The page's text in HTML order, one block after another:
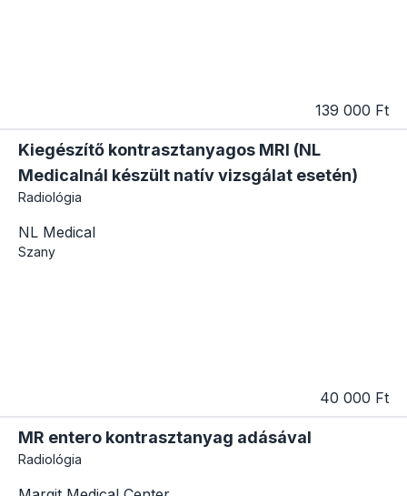
139 000 Ft
Kiegészítő kontrasztanyagos MRI (NL
Medicalnál készült natív vizsgálat esetén)
Radiológia
NL Medical
Szany
40 000 Ft
MR entero kontrasztanyag adásával
Radiológia